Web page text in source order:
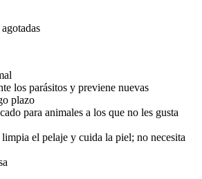
los parásitos y previene nuevas
plazo
para animales a los que no les gusta
el pelaje y cuida la piel; no necesita